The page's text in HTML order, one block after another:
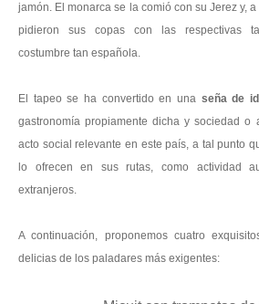
jamón. El monarca se la comió con su Jerez y,
pidieron sus copas con las respectivas
costumbre tan española.
El tapeo se ha convertido en una seña de
gastronomía propiamente dicha y sociedad o
acto social relevante en este país, a tal punto
lo ofrecen en sus rutas, como actividad
extranjeros.
A continuación, proponemos cuatro
delicias de los paladares más exigentes: